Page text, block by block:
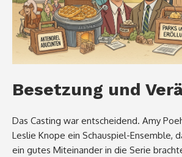
Besetzung und
Das Casting war entscheidend. Amy
Leslie Knope ein Schauspiel-Ensemble,
ein gutes Miteinander in die Serie